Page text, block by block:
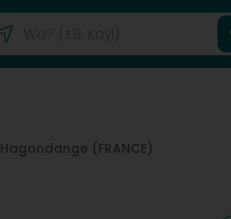
Hagondange (FRANCE)